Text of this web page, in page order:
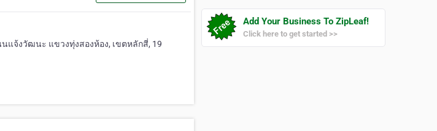
แจ้งวัฒนะ แขวงทุ่งสองห้อง, เขตหลักสี่, 19
Add Your Business To ZipLeaf!
Click here to get started >>